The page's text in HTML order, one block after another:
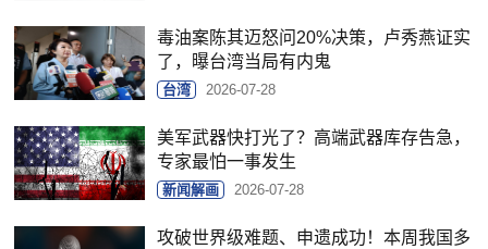
毒油案陈其迈怒问20%决策，卢秀燕证实
了，曝台湾当局有内鬼
台湾 2026-07-28
美军武器快打光了？高端武器库存告急，
专家最怕一事发生
新闻解画 2026-07-28
攻破世界级难题、申遗成功！本周我国多